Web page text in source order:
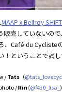
MAAP x Bellroy
販売していないの
、Café du Cycliste
ということで試し
/Tats（
/Rin(@f430_lisa_ )